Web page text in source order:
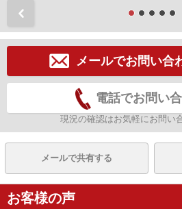
メールでお問い合
電話でお問い
現況の確認はお気軽にお問い
メールで共有する
お客様の声